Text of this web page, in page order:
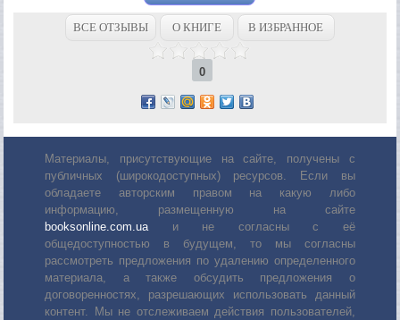
ВСЕ ОТЗЫВЫ О КНИГЕ В ИЗБРАННОЕ
0
Материалы, присутствующие на сайте, получены с
публичных (широкодоступных) ресурсов. Если вы
обладаете авторским правом на какую либо
информацию, размещенную на сайте
booksonline.com.uaи не согласны с её
общедоступностью в будущем, то мы согласны
рассмотреть предложения по удалению определенного
материала, а также обсудить предложения о
договоренностях, разрешающих использовать данный
контент. Мы не отслеживаем действия пользователей,